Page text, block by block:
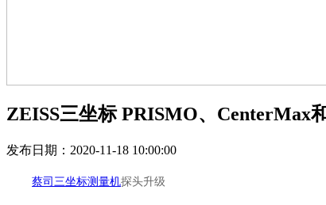
ZEISS三坐标 PRISMO、CenterMax
发布日期：2020-11-18 10:00:00
蔡司三坐标测量机探头升级